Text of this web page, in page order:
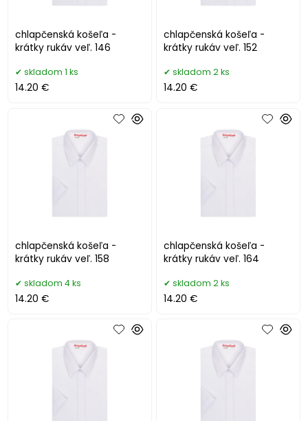
chlapčenská košeľa -
krátky rukáv veľ. 146
skladom 1 ks
14.20 €
chlapčenská košeľa -
krátky rukáv veľ. 152
skladom 2 ks
14.20 €
chlapčenská košeľa -
krátky rukáv veľ. 158
skladom 4 ks
14.20 €
chlapčenská košeľa -
krátky rukáv veľ. 164
skladom 2 ks
14.20 €